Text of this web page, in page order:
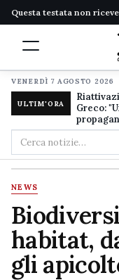
Questa testata non
VENERDÌ 7 AGOSTO 2026
ULTIM'ORA
Greco:
Cerca
nel
sito
NEWS
habitat,
gli